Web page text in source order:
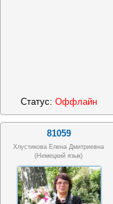
Статус: Оффлайн
81059
Хлустикова Елена Дмитриевна
(немецкий язык)